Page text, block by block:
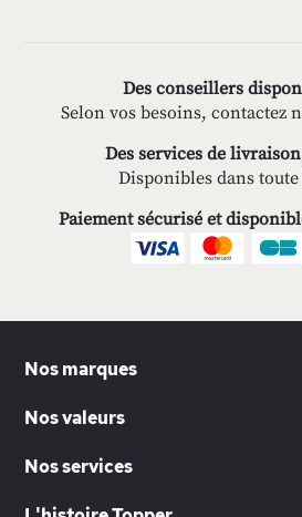
Des conseillers
Selon vos besoins, contactez
Des services de
Disponibles dans
Paiement sécurisé et
Nos marques
Nos valeurs
Nos services